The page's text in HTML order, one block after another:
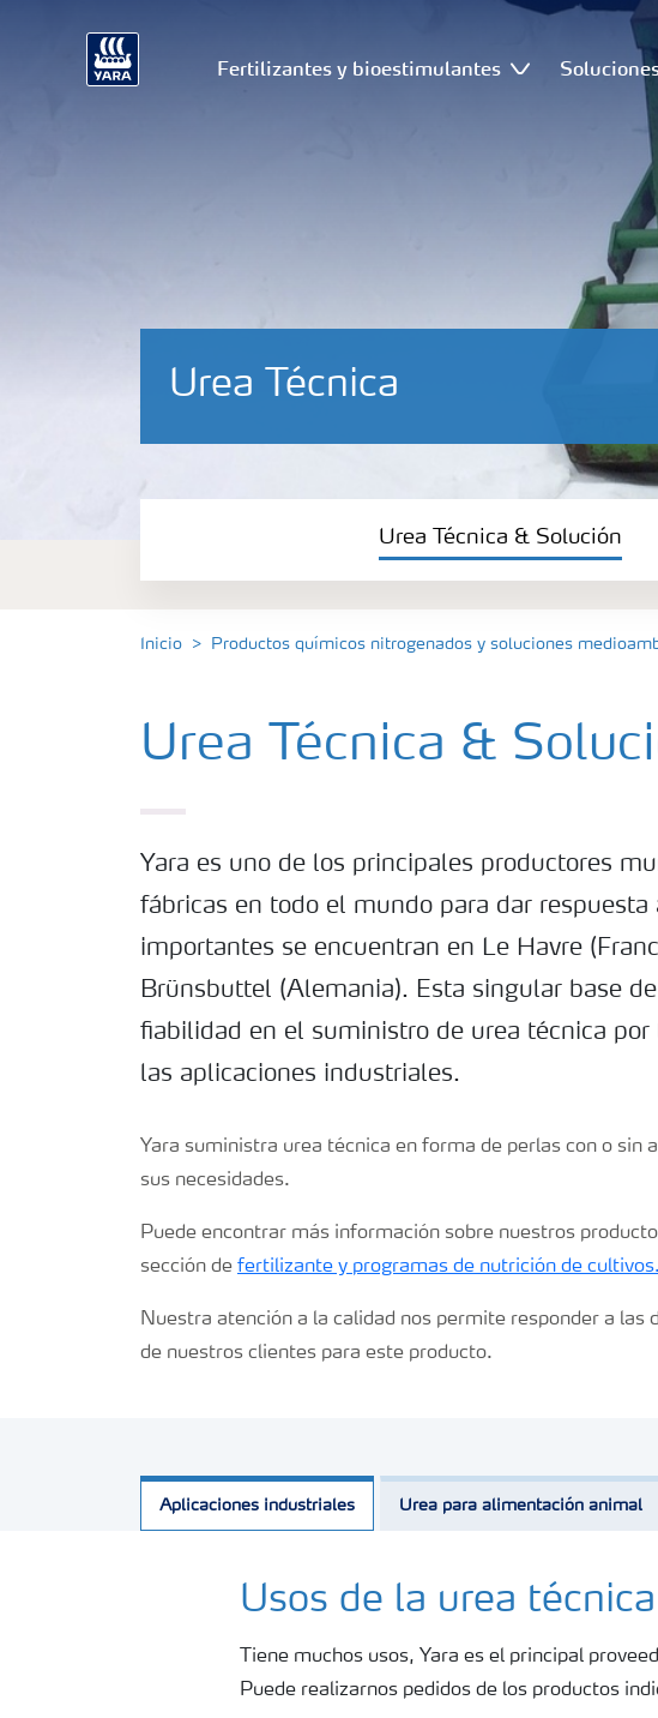
Fertilizantes y bioestimulantes
Urea Técnica
Amoníaco anhidro & solución
Ácido Nítrico
Urea Técnica & Solución
Inicio Productos químicos nitrogenados y soluciones
Urea Técnica &
Yara es uno de los principales productores
fábricas en todo el mundo para dar
importantes se encuentran en Le Havre
Brünsbuttel (Alemania). Esta singular base
fiabilidad en el suministro de urea técnica
las aplicaciones industriales.
Yara suministra urea técnica en forma de perlas con o sin
sus necesidades.
Puede encontrar más información sobre nuestros
sección de fertilizante y programas de nutrición de cultivos.
Nuestra atención a la calidad nos permite responder a las
de nuestros clientes para este producto.
Aplicaciones industriales Urea para alimentación animal
Usos de la urea técnica
Tiene muchos usos, Yara es el principal
Puede realizarnos pedidos de los productos